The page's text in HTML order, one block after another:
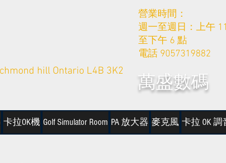
營業時間：
週一至週日：上午
至下午 6 點
電話 9057319882
hill Ontario L4B 3K2
萬盛數碼
卡拉OK機 Golf Simulator Room PA 放大器 麥克風 卡拉 OK 調